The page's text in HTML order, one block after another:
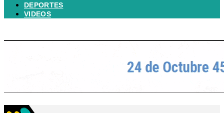
DEPORTES
VIDEOS